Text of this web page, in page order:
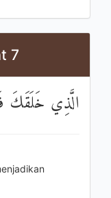
7
الَّذِي خَلَقَكَ